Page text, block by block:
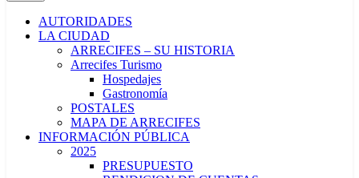
AUTORIDADES
LA CIUDAD
ARRECIFES – SU HISTORIA
Arrecifes Turismo
Hospedajes
Gastronomía
POSTALES
MAPA DE ARRECIFES
INFORMACIÓN PÚBLICA
2025
PRESUPUESTO